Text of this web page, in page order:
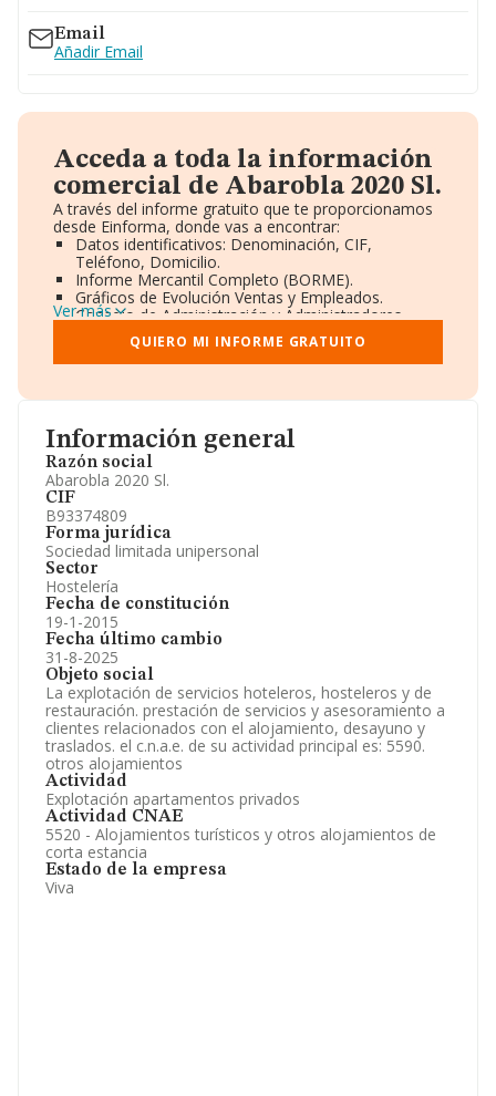
Información general
Razón social
Abarobla 2020 Sl.
CIF
B93374809
Forma jurídica
Sociedad limitada unipersonal
Sector
Hostelería
Fecha de constitución
19-1-2015
Fecha último cambio
31-8-2025
Objeto social
La explotación de servicios hoteleros, hosteleros y de
restauración. prestación de servicios y asesoramiento a
clientes relacionados con el alojamiento, desayuno y
traslados. el c.n.a.e. de su actividad principal es: 5590.
otros alojamientos
Actividad
Explotación apartamentos privados
Actividad CNAE
5520 - Alojamientos turísticos y otros alojamientos de
corta estancia
Estado de la empresa
Viva
Email
Añadir Email
Acceda a toda la información
comercial de Abarobla 2020 Sl.
A través del informe gratuito que te proporcionamos
desde Einforma, donde vas a encontrar:
Datos identificativos: Denominación, CIF,
Teléfono, Domicilio.
Informe Mercantil Completo (BORME).
Gráficos de Evolución Ventas y Empleados.
Consejo de Administración y Administradores.
Directivos y Ejecutivos.
Accionistas.
Participaciones y Vinculaciones en otras empresas.
Información oficial y registral complementaria.
Ver más
QUIERO MI INFORME GRATUITO